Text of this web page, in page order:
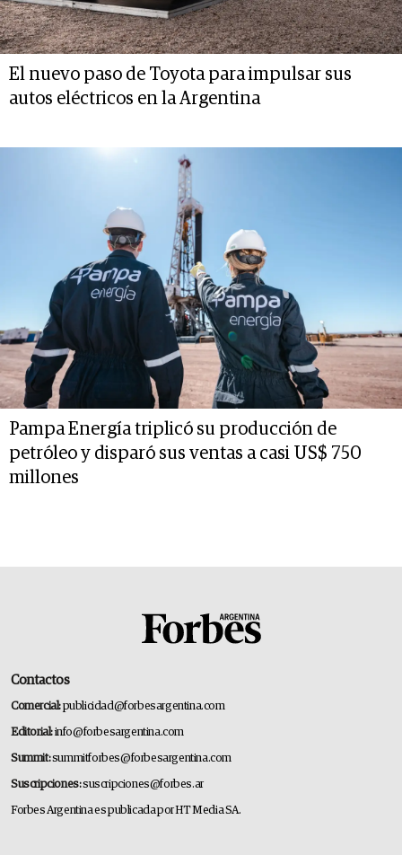
El nuevo paso de Toyota para impulsar sus
autos eléctricos en la Argentina
Pampa Energía triplicó su producción de
petróleo y disparó sus ventas a casi US$ 750
millones
Contactos
Comercial:publicidad@forbesargentina.com
Editorial:info@forbesargentina.com
Summit:summitforbes@forbesargentina.com
Suscripciones:suscripciones@forbes.ar
Forbes Argentina es publicada por HT Media SA.